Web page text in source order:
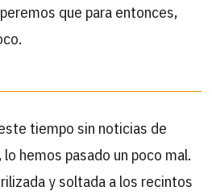
que para entonces,
tiempo sin noticias de
lo hemos pasado un poco mal.
y soltada a los recintos